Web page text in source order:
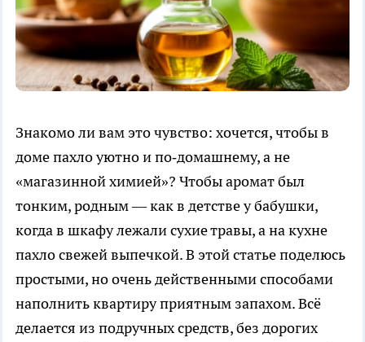
Знакомо ли вам это чувство: хочется, чтобы в
доме пахло уютно и по‑домашнему, а не
«магазинной химией»? Чтобы аромат был
тонким, родным — как в детстве у бабушки,
когда в шкафу лежали сухие травы, а на кухне
пахло свежей выпечкой. В этой статье поделюсь
простыми, но очень действенными способами
наполнить квартиру приятным запахом. Всё
делается из подручных средств, без дорогих